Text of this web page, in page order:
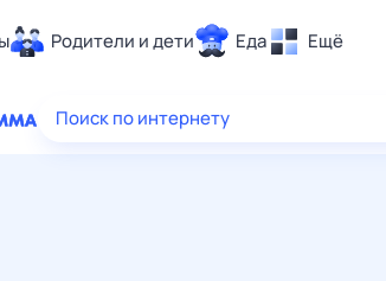
Родители и дети Еда Ещё
Здоровье
Поиск по интернету